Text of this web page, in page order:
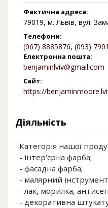
Фактична адреса:
79019, м. Львів, вул.
Телефони:
(067) 8885876, (093)
Електронна пошта:
benjaminlviv@gmail.com
Сайт:
https://
Діяльність
Категорія нашої
- інтер’єрна фарба;
- фасадна фарба;
- малярний
- лак, морилка,
- декоративна